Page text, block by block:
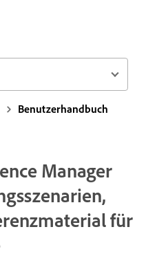
Benutzerhandbuch
Manager
für